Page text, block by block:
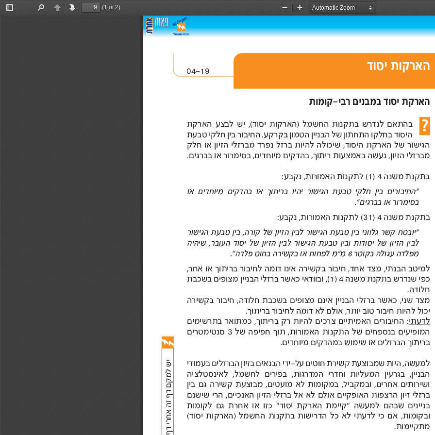
Toggle
PreviousNext
(1 of 2)
Zoom
Zoom
הארקות יסוד 04-19
קומות הארקת יסוד במבנים רבי -
הארקת לבצע יש יסוד (, הארקות החשמל  ) בתקנות לנדרש
בהתאם
טבעת
חלקי בין החיבור בקרקע . הטמון הבניין של התחתון בחלקו
היסוד
חלק
או הזיון מברזלי נפרד ברזל להיות שיכולה היסוד  , הארקת של
הגישור
בברגים .
, בסימרור או מיוחדים בהדקים ריתוך , נעשה באמצעות הזיון , מברזלי
נקבע: האמורות , לתקנות (1) 4
בתקנת משנה
או
מיוחדים בהדקים או בריתוך יהיו הגישור טבעת חלקי בין
“החיבורים
בסימרור או בברגים".
נקבע:
האמורות , לתקנות (31) 4
בתקנת משנה
הגישור
טבעת בין קורה, של הזיון לבין הגישור טבעת בין גלווני קשר
“יובטח
שיהיה
העובר, יסוד של הזיון לבין הגישור טבעת ובין יסודות של הזיון
לבין
מפלדה עגולה בקוטר 6 מ"מ לפחות או בקשירה בחוט פלדה".
אחר ,
או בריתוך לחיבור דומה אינו בקשירה חיבור אחד  , מצד הבנתי  ,
למיטב
בשכבת
מצופים הבניין ברזלי כאשר ובוודאי ,(1) משנה 4 בתקנת שנדרש
כפי
.
חלודה
בקשירה
חיבור חלודה , בשכבת מצופים אינם הבניין ברזלי כאשר שני  ,
מצד
בריתוך .
, אולם לא דומה לחיבור יותר
יכול להיות חיבור טוב
בתרשימים
כמתואר בריתוך , רק להיות צרכים האמיתיים החיבורים
לדעתי  :
סנטימטרים
של  3 חפיפה תוך האמורות , התקנות של בנספחים
המופיעים
מיוחדים . במהדקים בריתוך הברזלים או שימוש
בעמודי הברזלים בזיון הבנאים על-ידי חוטים קשירת שמבוצעת היות
למעשה  ,
לאינסטלציה
לחשמל , בפירים המדרגות , וחדרי המעליות בגרעין
הבניין  ,
בין
גם קשירה מבוצעת מועטים , לא במקומות ובמקביל , אחרים  ,
ושירותים
שישנם
הרי האנכיים , הזיון ברזלי אל לא אולם האופקיים הרצפות זיון
ברזלי
לקומות
גם אחרת או כזו יסוד " הארקת “קיימת למעשה שבהם
בניינים
יסוד (
הארקות החשמל  ) בתקנות הדרישות כל לא לדעתי כי אם
ובקומות  ,
.
מתקיימות י